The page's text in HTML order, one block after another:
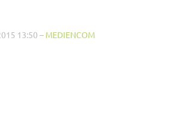
13:50 – MEDIENCOM